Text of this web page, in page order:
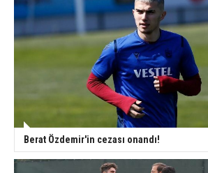
Berat Özdemir'in cezası onandı!